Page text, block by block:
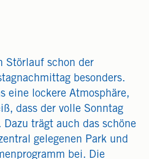
Störlauf schon der
besonders.
eine lockere Atmosphäre,
dass der volle Sonntag
trägt auch das schöne
gelegenen Park und
bei. Die